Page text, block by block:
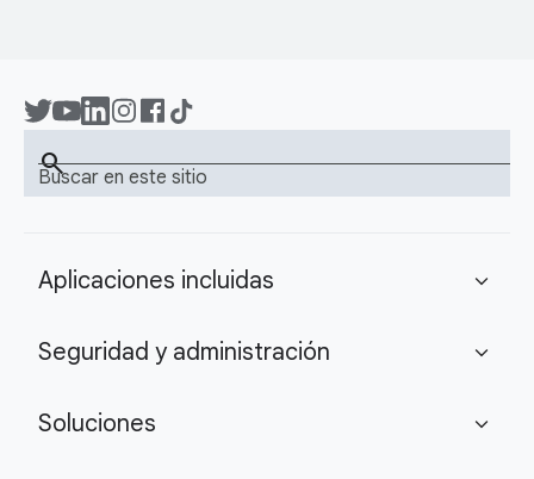
Buscar en este sitio
search
Aplicaciones incluidas expand_more
Seguridad y administración expand_more
Soluciones expand_more